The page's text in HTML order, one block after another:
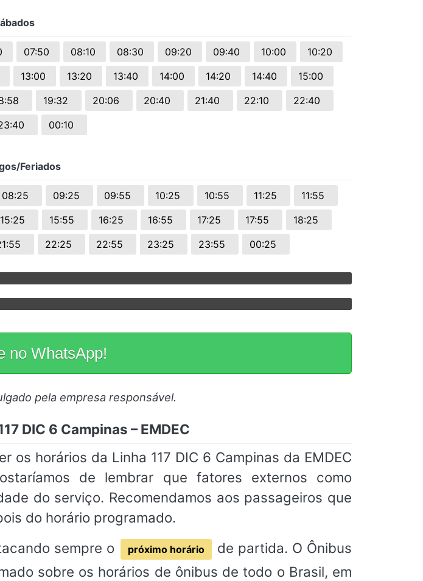
07:50 08:10 08:30 09:20 09:40 10:00
10:20
13:00 13:20 13:40 14:00 14:20 14:40
15:00
19:32 20:06 20:40 21:40 22:10
22:40
00:10
Feriados
08:25 09:25 09:55 10:25 10:55 11:25
11:55
15:25 15:55 16:25 16:55 17:25 17:55
18:25
22:25 22:55 23:25 23:55 00:25
no WhatsApp!
pela empresa responsável.
DIC 6 Campinas – EMDEC
os horários da Linha 117 DIC 6 Campinas da EMDEC
de lembrar que fatores externos como
do serviço. Recomendamos aos passageiros que
do horário programado.
sempre o
próximo horário
de partida. O Ônibus
sobre os horários de ônibus de todo o Brasil, em